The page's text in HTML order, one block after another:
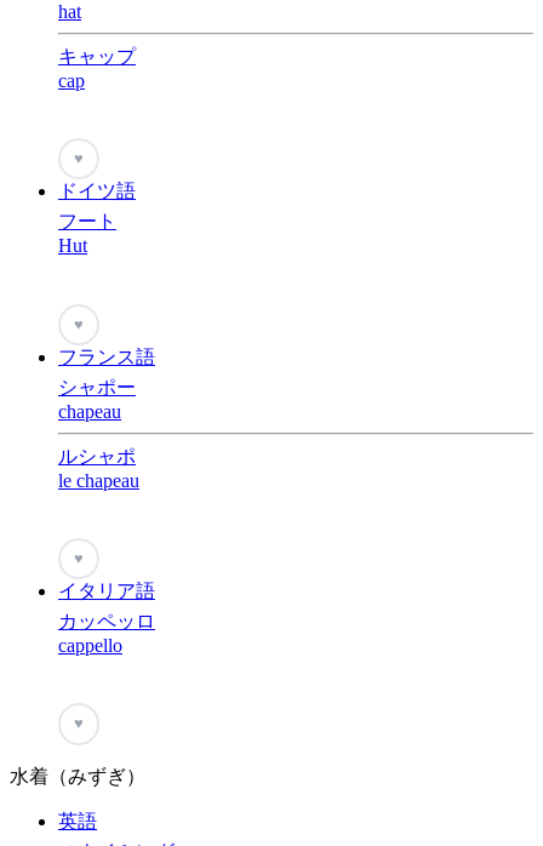
hat
キャップ
cap
♥
ドイツ語
フート
Hut
♥
フランス語
シャポー
chapeau
ルシャポ
le chapeau
♥
イタリア語
カッペッロ
cappello
♥
水着（みずぎ）
英語